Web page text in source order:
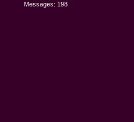
Messages: 198